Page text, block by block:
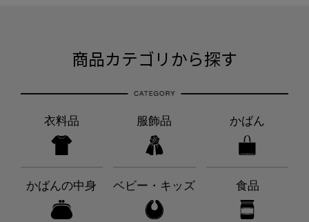
商品カテゴリから探す
衣料品 服飾品 かばん
かばんの中身 ベビー・キッズ 食品